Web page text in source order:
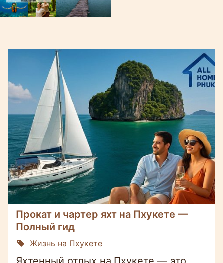
Прокат и чартер яхт на Пхукете —
Полный гид
Жизнь на Пхукете
Яхтенный отдых на Пхукете — это